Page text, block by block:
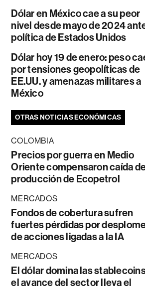
Dólar en México cae a su peor
nivel desde mayo de 2024
política de Estados Unidos
Dólar hoy 19 de enero: peso
por tensiones geopolíticas de
EE.UU. y amenazas militares a
México
OTRAS NOTICIAS ECONÓMICAS
COLOMBIA
Precios por guerra en Medio
Oriente compensaron caída
producción de Ecopetrol
MERCADOS
Fondos de cobertura sufren
fuertes pérdidas por
de acciones ligadas a la IA
MERCADOS
El dólar domina las
el avance del sector lleva el